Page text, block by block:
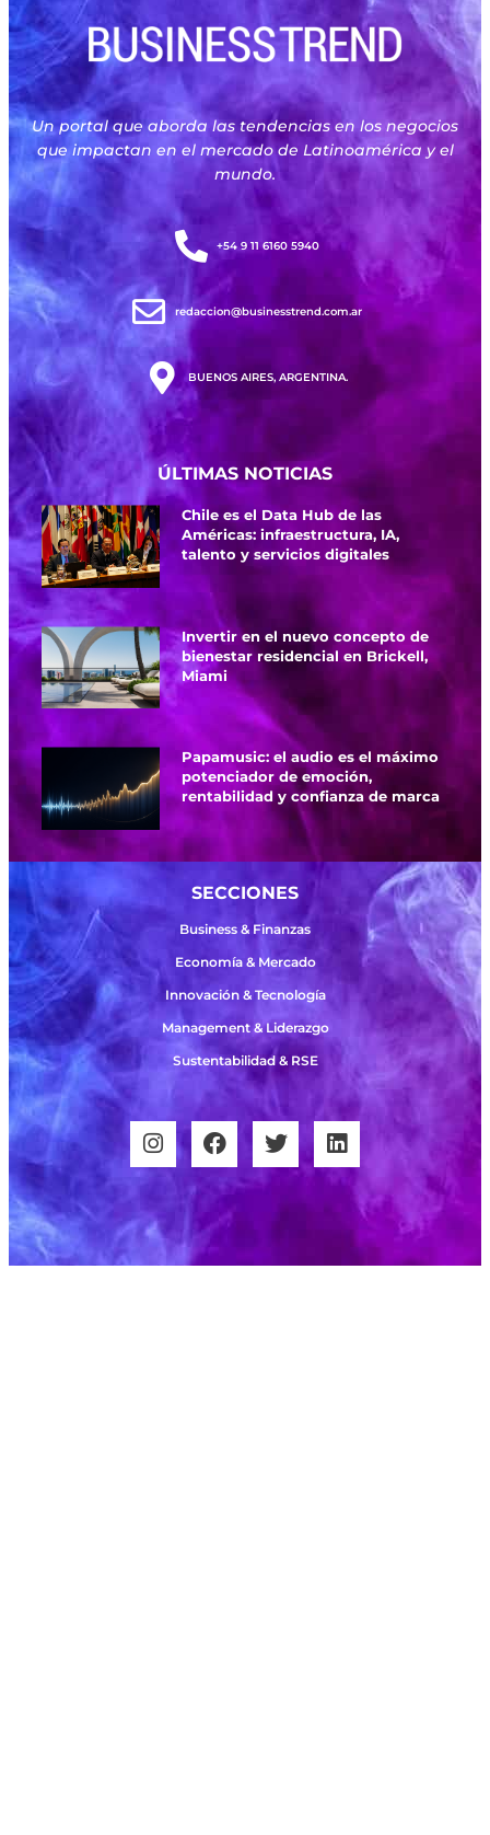
Un portal que aborda las tendencias en los negocios
que impactan en el mercado de Latinoamérica y el
mundo.
+54 9 11 6160 5940
redaccion@businesstrend.com.ar
BUENOS AIRES, ARGENTINA.
ÚLTIMAS NOTICIAS
Chile es el Data Hub de las
Américas: infraestructura, IA,
talento y servicios digitales
Invertir en el nuevo concepto de
bienestar residencial en Brickell,
Miami
Papamusic: el audio es el máximo
potenciador de emoción,
rentabilidad y confianza de marca
SECCIONES
Business & Finanzas
Economía & Mercado
Innovación & Tecnología
Management & Liderazgo
Sustentabilidad & RSE